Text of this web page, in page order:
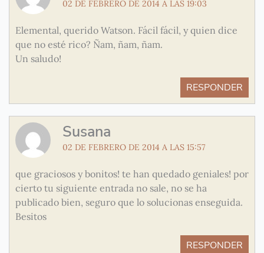
02 DE FEBRERO DE 2014 A LAS 19:03
Elemental, querido Watson. Fácil fácil, y quien dice
que no esté rico? Ñam, ñam, ñam.
Un saludo!
RESPONDER
Susana
02 DE FEBRERO DE 2014 A LAS 15:57
que graciosos y bonitos! te han quedado geniales! por
cierto tu siguiente entrada no sale, no se ha
publicado bien, seguro que lo solucionas enseguida.
Besitos
RESPONDER